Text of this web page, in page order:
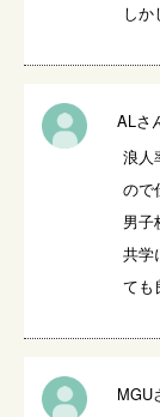
し
ALさ
浪人
ので
男子
共学
ても
MGU